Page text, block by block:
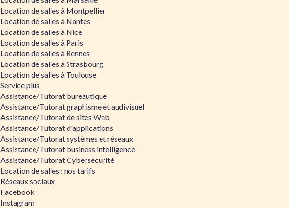
Location de salles à Montpellier
Location de salles à Nantes
Location de salles à Nice
Location de salles à Paris
Location de salles à Rennes
Location de salles à Strasbourg
Location de salles à Toulouse
Service plus
Assistance/Tutorat bureautique
Assistance/Tutorat graphisme et audivisuel
Assistance/Tutorat de sites Web
Assistance/Tutorat d'applications
Assistance/Tutorat systèmes et réseaux
Assistance/Tutorat business intelligence
Assistance/Tutorat Cybersécurité
Location de salles : nos tarifs
Réseaux sociaux
Facebook
Instagram